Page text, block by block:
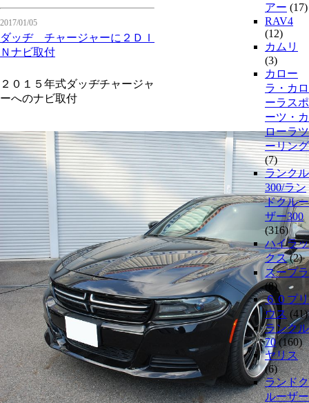
2017/01/05
ダッヂ チャージャーに２ＤＩ
Ｎナビ取付
２０１５年式ダッヂチャージャ
ーへのナビ取付
アー (17)
RAV4
(12)
カムリ
(3)
カロー
ラ・カロ
ーラスポ
ーツ・カ
ローラツ
ーリング
(7)
ランクル
300/ラン
ドクルー
ザー300
(316)
ハイラッ
クス(2)
スープラ
(8)
６０プリ
ウス (41)
ランクル
70(160)
ヤリス
(6)
ランドク
ルーザー